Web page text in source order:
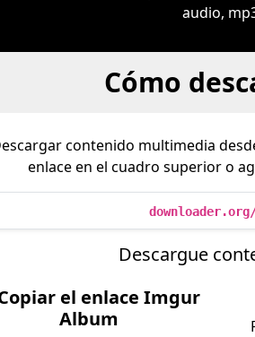
audio,
Cómo
contenido multimedia
enlace en el cuadro superior o
Descargue
el enlace Imgur
Album